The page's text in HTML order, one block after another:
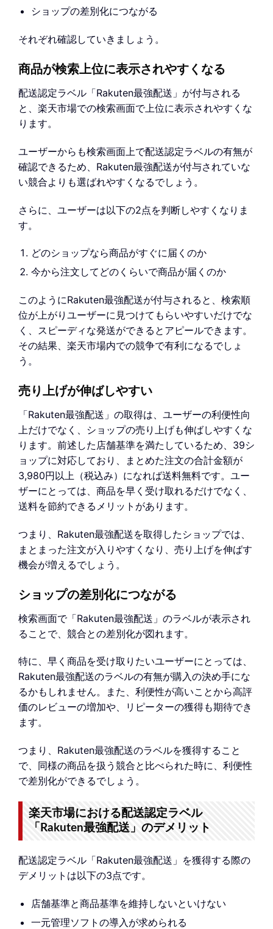
ショップの差別化につながる
それぞれ確認していきましょう。
商品が検索上位に表示されやすくなる
配送認定ラベル「Rakuten最強配送」が付与される
と、楽天市場での検索画面で上位に表示されやすくな
ります。
ユーザーからも検索画面上で配送認定ラベルの有無が
確認できるため、Rakuten最強配送が付与されていな
い競合よりも選ばれやすくなるでしょう。
さらに、ユーザーは以下の2点を判断しやすくなりま
す。
どのショップなら商品がすぐに届くのか
今から注文してどのくらいで商品が届くのか
このようにRakuten最強配送が付与されると、検索順
位が上がりユーザーに見つけてもらいやすいだけでな
く、スピーディな発送ができるとアピールできます。
その結果、楽天市場内での競争で有利になるでしょ
う。
売り上げが伸ばしやすい
「Rakuten最強配送」の取得は、ユーザーの利便性向
上だけでなく、ショップの売り上げも伸ばしやすくな
ります。前述した店舗基準を満たしているため、39シ
ョップに対応しており、まとめた注文の合計金額が
3,980円以上（税込み）になれば送料無料です。ユー
ザーにとっては、商品を早く受け取れるだけでなく、
送料を節約できるメリットがあります。
つまり、Rakuten最強配送を取得したショップでは、
まとまった注文が入りやすくなり、売り上げを伸ばす
機会が増えるでしょう。
ショップの差別化につながる
検索画面で「Rakuten最強配送」のラベルが表示され
ることで、競合との差別化が図れます。
特に、早く商品を受け取りたいユーザーにとっては、
Rakuten最強配送のラベルの有無が購入の決め手にな
るかもしれません。また、利便性が高いことから高評
価のレビューの増加や、リピーターの獲得も期待でき
ます。
つまり、Rakuten最強配送のラベルを獲得すること
で、同様の商品を扱う競合と比べられた時に、利便性
で差別化ができるでしょう。
楽天市場における配送認定ラベル
「Rakuten最強配送」のデメリット
配送認定ラベル「Rakuten最強配送」を獲得する際の
デメリットは以下の3点です。
店舗基準と商品基準を維持しないといけない
一元管理ソフトの導入が求められる